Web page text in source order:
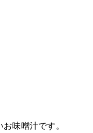
味噌汁です。